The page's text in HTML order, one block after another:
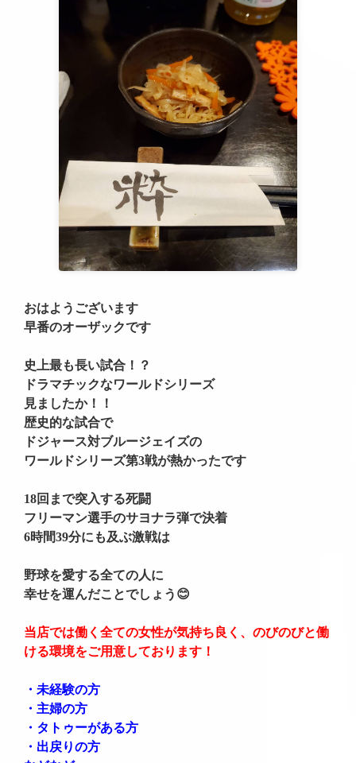
おはようございます
早番のオーザックです
史上最も長い試合！？
ドラマチックなワールドシリーズ
見ましたか！！
歴史的な試合で
ドジャース対ブルージェイズの
ワールドシリーズ第3戦が熱かったです
18回まで突入する死闘
フリーマン選手のサヨナラ弾で決着
6時間39分にも及ぶ激戦は
野球を愛する全ての人に
幸せを運んだことでしょう😊
当店では働く全ての女性が気持ち良く、のびのびと働
ける環境をご用意しております！
・未経験の方
・主婦の方
・タトゥーがある方
・出戻りの方